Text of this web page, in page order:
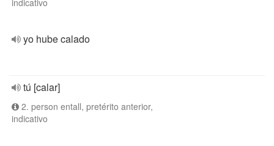
indicativo
yo hube calado
tú [calar]
2. person entall, pretérito anterior,
indicativo